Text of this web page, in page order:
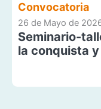
Convocatoria
26 de Mayo de
Seminario-
la conquista